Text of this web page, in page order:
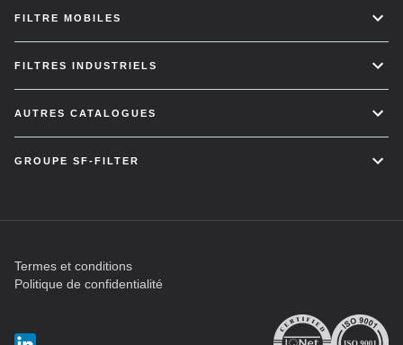
FILTRE MOBILES
FILTRES INDUSTRIELS
AUTRES CATALOGUES
GROUPE SF-FILTER
Termes et conditions
Politique de confidentialité